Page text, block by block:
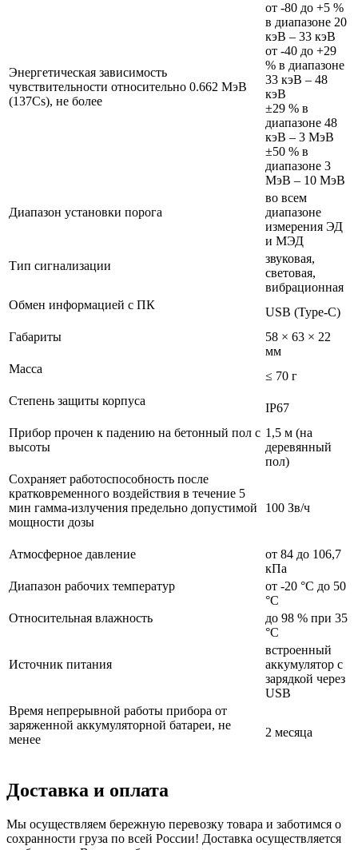
Энергетическая зависимость
чувствительности относительно 0.662 МэВ
(137Cs), не более
от -80 до +5 %
в диапазоне 20
кэВ – 33 кэВ
от -40 до +29
% в диапазоне
33 кэВ – 48
кэВ
±29 % в
диапазоне 48
кэВ – 3 МэВ
±50 % в
диапазоне 3
МэВ – 10 МэВ
Диапазон установки порога
во всем
диапазоне
измерения ЭД
и МЭД
Тип сигнализации
звуковая,
световая,
вибрационная
Обмен информацией с ПК
USB (Type-C)
Габариты
58 × 63 × 22
мм
Масса
≤ 70 г
Степень защиты корпуса
IP67
Прибор прочен к падению на бетонный пол с
высоты
1,5 м (на
деревянный
пол)
Сохраняет работоспособность после
кратковременного воздействия в течение 5
мин гамма-излучения предельно допустимой
мощности дозы
100 Зв/ч
Атмосферное давление
от 84 до 106,7
кПа
Диапазон рабочих температур
от -20 °С до 50
°С
Относительная влажность
до 98 % при 35
°С
Источник питания
встроенный
аккумулятор с
зарядкой через
USB
Время непрерывной работы прибора от
заряженной аккумуляторной батареи, не
менее
2 месяца
Доставка и оплата
Мы осуществляем бережную перевозку товара и заботимся о
сохранности груза по всей России! Доставка осуществляется